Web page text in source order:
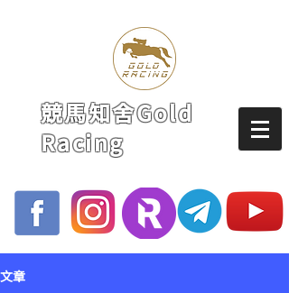
競馬知舍Gold
Racing
文章